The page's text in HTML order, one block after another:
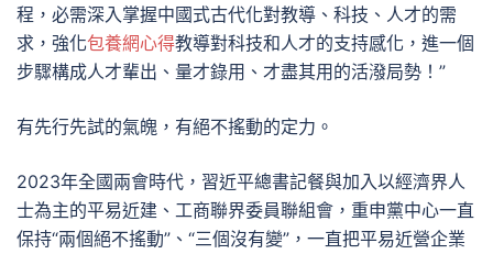
程，必需深入掌握中國式古代化對教導、科技、人才的需
求，強化包養網心得教導對科技和人才的支持感化，進一個
步驟構成人才輩出、量才錄用、才盡其用的活潑局勢！”
有先行先試的氣魄，有絕不搖動的定力。
2023年全國兩會時代，習近平總書記餐與加入以經濟界人
士為主的平易近建、工商聯界委員聯組會，重申黨中心一直
保持“兩個絕不搖動”、“三個沒有變”，一直把平易近營企業